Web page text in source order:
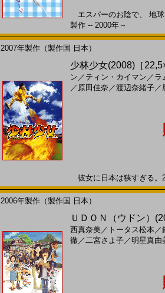
エスパーのお陰で、 地
製作 -- 2000年～
2007年製作（製作国 日本）
少林少女(2008)［
ン ／ ティン・カイマン ／ ラ
／ 原田佳奈 ／渡辺奈緒子／
彼女に日本は狭すぎる
2006年製作（製作国 日本）
ＵＤＯＮ（ウドン）
西真奈美／ トータス松本／
徹 ／二宮さよ子／明星真由